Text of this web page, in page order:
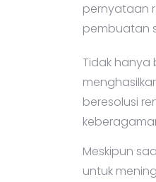
pernyataan
pembuatan
Tidak hanya
beresolusi
Meskipun
untuk